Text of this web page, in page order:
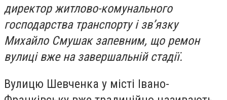
директор житлово-комунального
господарства транспорту і зв’язку
Михайло Смушак запевним, що ремон
вулиці вже на завершальній стадії.
Вулицю Шевченка у місті Івано-